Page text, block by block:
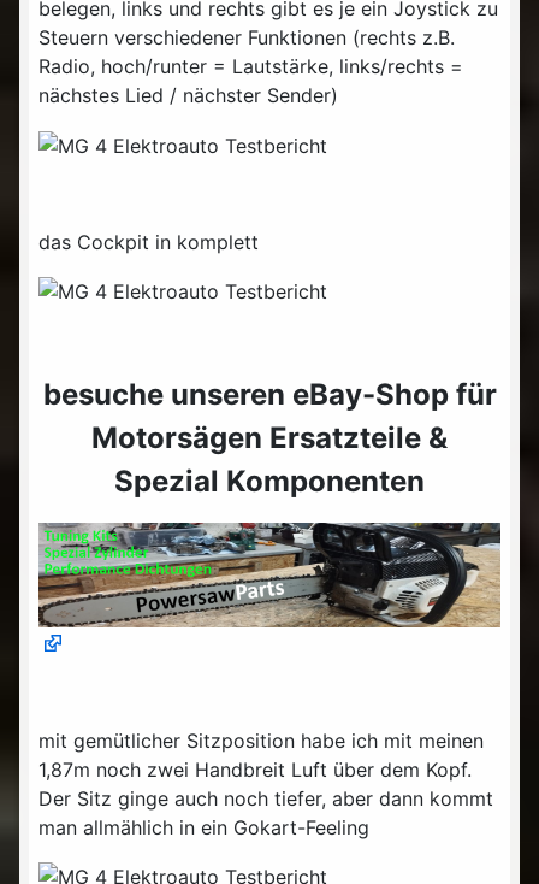
belegen, links und rechts gibt es je ein Joystick zu
Steuern verschiedener Funktionen (rechts z.B.
Radio, hoch/runter = Lautstärke, links/rechts =
nächstes Lied / nächster Sender)
das Cockpit in komplett
besuche unseren eBay-Shop für
Motorsägen Ersatzteile &
Spezial Komponenten
mit gemütlicher Sitzposition habe ich mit meinen
1,87m noch zwei Handbreit Luft über dem Kopf.
Der Sitz ginge auch noch tiefer, aber dann kommt
man allmählich in ein Gokart-Feeling